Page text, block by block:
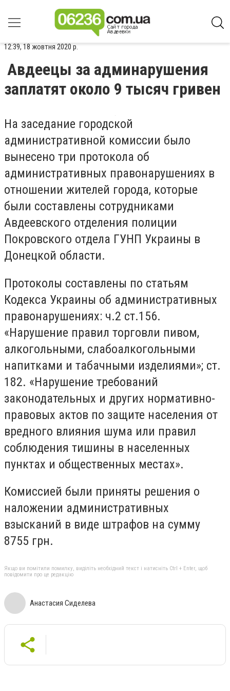
12:39, 18 жовтня 2020 р.
Авдеецы за админарушения
заплатят около 9 тысяч гривен
На заседание городской
административной комиссии было
вынесено три протокола об
административных правонарушениях в
отношении жителей города, которые
были составлены сотрудниками
Авдеевского отделения полиции
Покровского отдела ГУНП Украины в
Донецкой области.
Протоколы составлены по статьям
Кодекса Украины об административных
правонарушениях: ч.2 ст.156.
«Нарушение правил торговли пивом,
алкогольными, слабоалкогольными
напитками и табачными изделиями»; ст.
182. «Нарушение требований
законодательных и других нормативно-
правовых актов по защите населения от
вредного влияния шума или правил
соблюдения тишины в населенных
пунктах и общественных местах».
Комиссией были приняты решения о
наложении административных
взысканий в виде штрафов на сумму
8755 грн.
Якщо ви помітили помилку, виділіть необхідний текст і натисніть Ctrl + Enter, щоб
повідомити про це редакцію
Анастасия Сиделева